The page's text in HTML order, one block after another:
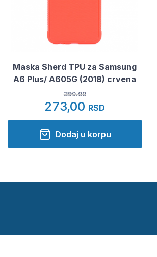
Maska Sherd TPU za Samsung
A6 Plus/ A605G (2018) crvena
390.00
273,00 RSD
Dodaj u korpu